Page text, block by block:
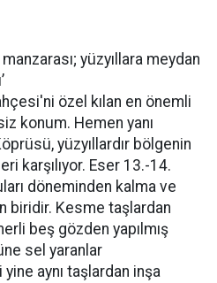
yüzyıllara meydan
özel kılan en önemli
konum. Hemen yanı
yüzyıllardır bölgenin
karşılıyor. Eser 13.-14.
döneminden kalma ve
biridir. Kesme taşlardan
beş gözden yapılmış
sel yaranlar
aynı taşlardan inşa